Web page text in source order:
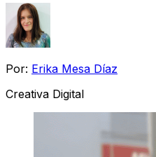
Por: Erika Mesa Díaz
Creativa Digital